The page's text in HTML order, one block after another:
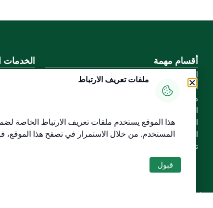
أقسام مهمة
المعرفة الرقمية
دليل الخدمات
البيانات المفتوحة
السياسات واللوائح
تواصل معنا
الخدمات
إنجاز
خريطة الموقع
ملفات تعريف الارتباط
هذا الموقع يستخدم ملفات تعريف الارتباط الخاصة
المستخدم. من خلال الاستمرار في تصفح هذا الموقع،
قبول